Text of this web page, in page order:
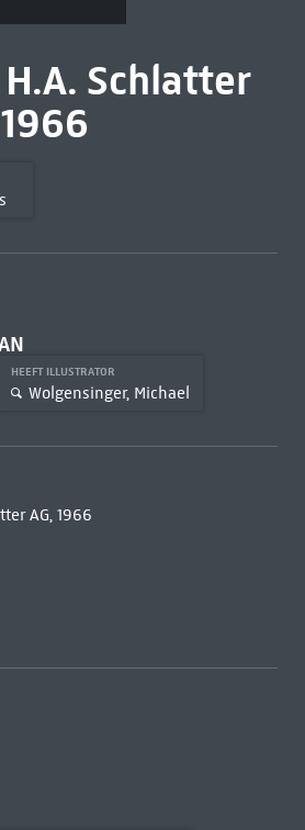
Schlatter
HEEFT ILLUSTRATOR
Wolgensinger, Michael
AG, 1966